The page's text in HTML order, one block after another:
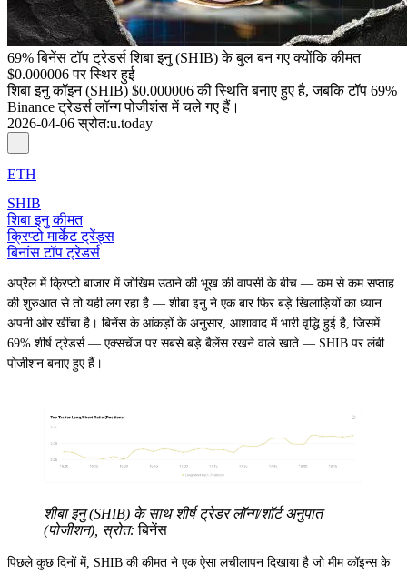
69% बिनेंस टॉप ट्रेडर्स शिबा इनु (SHIB) के बुल बन गए क्योंकि कीमत
$0.000006 पर स्थिर हुई
शिबा इनु कॉइन (SHIB) $0.000006 की स्थिति बनाए हुए है, जबकि टॉप 69%
Binance ट्रेडर्स लॉन्ग पोजीशंस में चले गए हैं।
2026-04-06 स्रोत:u.today
ETH
SHIB
शिबा इनु कीमत
क्रिप्टो मार्केट ट्रेंड्स
बिनांस टॉप ट्रेडर्स
अप्रैल में क्रिप्टो बाजार में जोखिम उठाने की भूख की वापसी के बीच — कम से कम सप्ताह
की शुरुआत से तो यही लग रहा है — शीबा इनु ने एक बार फिर बड़े खिलाड़ियों का ध्यान
अपनी ओर खींचा है। बिनेंस के आंकड़ों के अनुसार, आशावाद में भारी वृद्धि हुई है, जिसमें
69% शीर्ष ट्रेडर्स — एक्सचेंज पर सबसे बड़े बैलेंस रखने वाले खाते — SHIB पर लंबी
पोजीशन बनाए हुए हैं।
शीबा इनु (SHIB) के साथ शीर्ष ट्रेडर लॉन्ग/शॉर्ट अनुपात
(पोजीशन), स्रोत:बिनेंस
पिछले कुछ दिनों में, SHIB की कीमत ने एक ऐसा लचीलापन दिखाया है जो मीम कॉइन्स के